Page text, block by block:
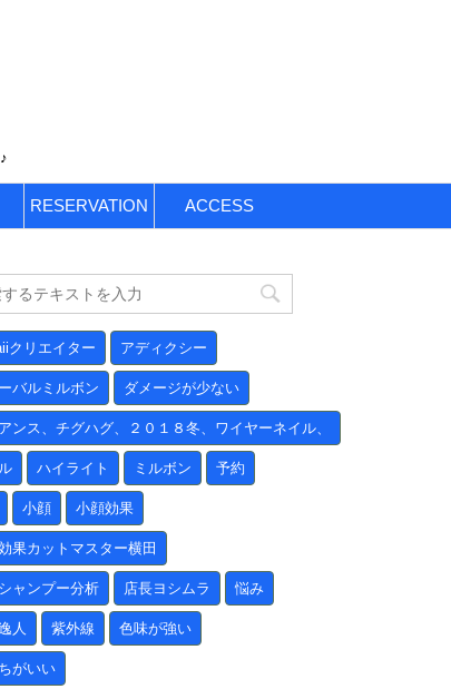
RESERVATION ACCESS
クリエイター アディクシー
バルミルボン ダメージが少ない
ンス、チグハグ、２０１８冬、ワイヤーネイル、
ハイライト ミルボン 予約
小顔 小顔効果
果カットマスター横田
ャンプー分析 店長ヨシムラ 悩み
人 紫外線 色味が強い
がいい